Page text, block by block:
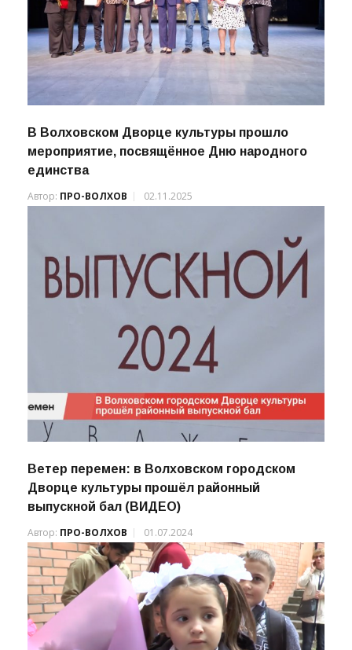
В Волховском Дворце культуры прошло
единства
Ветер перемен: в Волховском городском
выпускной бал (ВИДЕО)
Автор:ПРО-ВОЛХОВ 01.07.2024